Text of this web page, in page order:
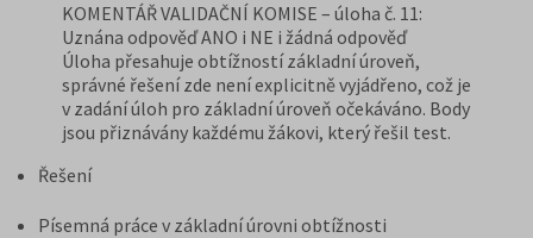
KOMENTÁŘ VALIDAČNÍ KOMISE – úloha č. 11:
Uznána odpověď ANO i NE i žádná odpověď
Úloha přesahuje obtížností základní úroveň,
správné řešení zde není explicitně vyjádřeno, což je
v zadání úloh pro základní úroveň očekáváno. Body
jsou přiznávány každému žákovi, který řešil test.
Řešení
Písemná práce v základní úrovni obtížnosti